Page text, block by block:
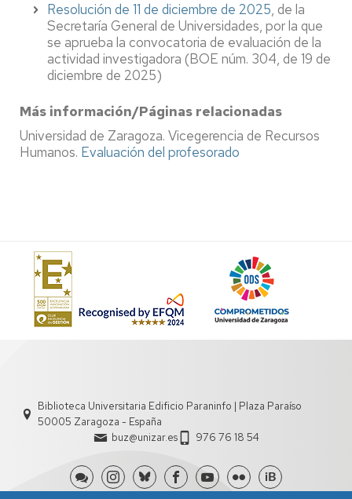
Resolución de 11 de diciembre de 2025, de la
Secretaría General de Universidades, por la que
se aprueba la convocatoria de evaluación de la
actividad investigadora (BOE núm. 304, de 19 de
diciembre de 2025)
Más información/Páginas relacionadas
Universidad de Zaragoza. Vicegerencia de Recursos
Humanos. Evaluación del profesorado
Biblioteca Universitaria Edificio Paraninfo | Plaza Paraíso
50005 Zaragoza - España
buz@unizar.es
976 76 18 54